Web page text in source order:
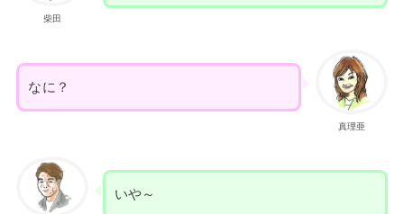
柴田
真理亜
なに？
いや～